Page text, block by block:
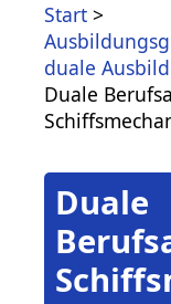
Start
duale
Duale
Duale